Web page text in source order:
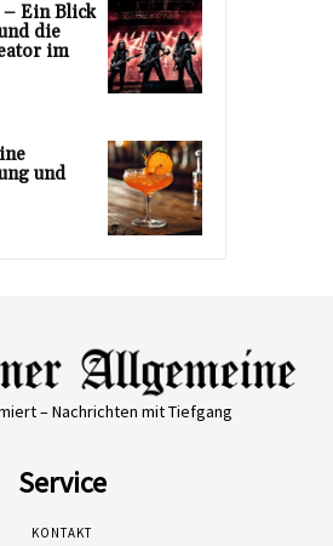
Ein Blick
die
im
und
– Nachrichten mit Tiefgang
Service
KONTAKT